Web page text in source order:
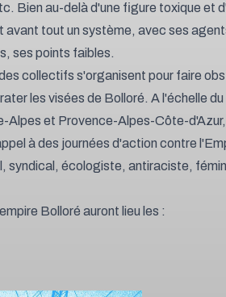
Bien au-delà d'une figure toxique et
avant tout un système, avec ses
ses points faibles.
collectifs s'organisent pour faire
les visées de Bolloré. A l'échelle du
Alpes et Provence-Alpes-Côte-d'Azur,
à des journées d'action contre
syndical, écologiste, antiraciste,
Bolloré auront lieu les :